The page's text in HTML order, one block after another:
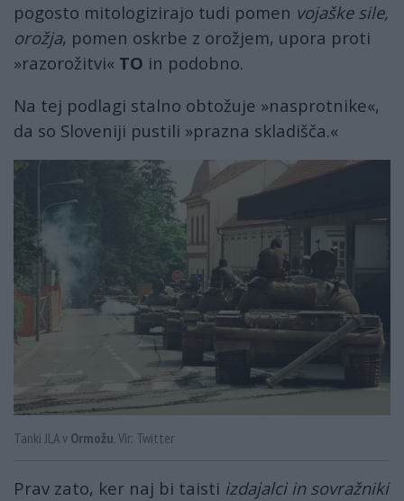
pogosto mitologizirajo tudi pomen vojaške sile,
orožja, pomen oskrbe z orožjem, upora proti
»razorožitvi« TO in podobno.
Na tej podlagi stalno obtožuje »nasprotnike«,
da so Sloveniji pustili »prazna skladišča.«
Tanki JLA v Ormožu. Vir: Twitter
Prav zato, ker naj bi taisti izdajalci in sovražniki